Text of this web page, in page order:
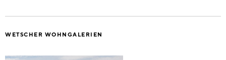
WETSCHER WOHNGALERIEN